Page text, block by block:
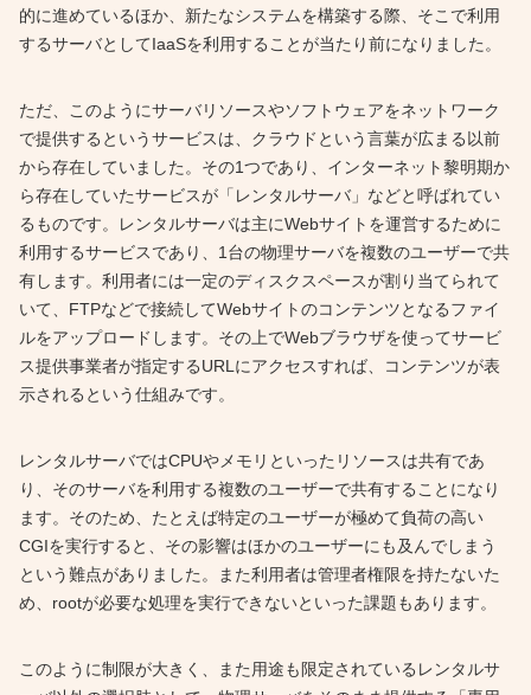
的に進めているほか、新たなシステムを構築する際、そこで利用
するサーバとしてIaaSを利用することが当たり前になりました。
ただ、このようにサーバリソースやソフトウェアをネットワーク
で提供するというサービスは、クラウドという言葉が広まる以前
から存在していました。その1つであり、インターネット黎明期か
ら存在していたサービスが「レンタルサーバ」などと呼ばれてい
るものです。レンタルサーバは主にWebサイトを運営するために
利用するサービスであり、1台の物理サーバを複数のユーザーで共
有します。利用者には一定のディスクスペースが割り当てられて
いて、FTPなどで接続してWebサイトのコンテンツとなるファイ
ルをアップロードします。その上でWebブラウザを使ってサービ
ス提供事業者が指定するURLにアクセスすれば、コンテンツが表
示されるという仕組みです。
レンタルサーバではCPUやメモリといったリソースは共有であ
り、そのサーバを利用する複数のユーザーで共有することになり
ます。そのため、たとえば特定のユーザーが極めて負荷の高い
CGIを実行すると、その影響はほかのユーザーにも及んでしまう
という難点がありました。また利用者は管理者権限を持たないた
め、rootが必要な処理を実行できないといった課題もあります。
このように制限が大きく、また用途も限定されているレンタルサ